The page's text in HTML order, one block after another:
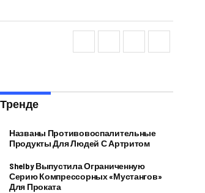
Названы Противовоспалительные
Продукты Для Людей С Артритом
Shelby Выпустила Ограниченную
Серию Компрессорных «Мустангов»
Для Проката